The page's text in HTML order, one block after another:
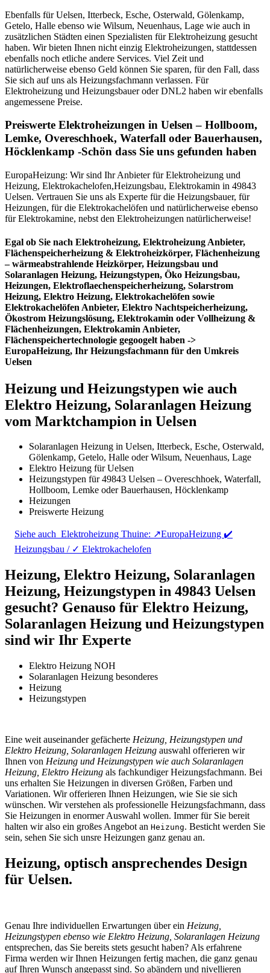
Ebenfalls für Uelsen, Itterbeck, Esche, Osterwald, Gölenkamp,
Getelo, Halle ebenso wie Wilsum, Neuenhaus, Lage wie auch in
zusätzlichen Städten einen Spezialisten für Elektroheizung gesucht
haben. Wir bieten Ihnen nicht einzig Elektroheizungen, stattdessen
ebenfalls noch etliche andere Services. Viel Zeit und
natürlicherweise ebenso Geld können Sie sparen, für den Fall, dass
Sie sich auf uns als Heizungsfachmann verlassen. Für
Elektroheizung und Heizungsbauer oder DNL2 haben wir ebenfalls
angemessene Preise.
Preiswerte Elektroheizungen in Uelsen – Hollboom,
Lemke, Overeschhoek, Waterfall oder Bauerhausen,
Höcklenkamp -Schön dass Sie uns gefunden haben
EuropaHeizung: Wir sind Ihr Anbieter für Elektroheizung und
Heizung, Elektrokachelofen,Heizungsbau, Elektrokamin in 49843
Uelsen. Vertrauen Sie uns als Experte für die Heizungsbauer, für
Heizungen, für die Elektrokachelöfen und natürlicherweise ebenso
für Elektrokamine, nebst den Elektroheizungen natürlicherweise!
Egal ob Sie nach Elektroheizung, Elektroheizung Anbieter,
Flächenspeicherheizung & Elektroheizkörper, Flächenheizung
– wärmeabstrahlende Heizkörper, Heizungsbau und
Solaranlagen Heizung, Heizungstypen, Öko Heizungsbau,
Heizungen, Elektroflaechenspeicherheizung, Solarstrom
Heizung, Elektro Heizung, Elektrokachelöfen sowie
Elektrokachelöfen Anbieter, Elektro Nachtspeicherheizung,
Ökostrom Heizungslösung, Elektrokamin oder Vollheizung &
Flächenheizungen, Elektrokamin Anbieter,
Flächenspeichertechnologie gegoogelt haben ->
EuropaHeizung, Ihr Heizungsfachmann für den Umkreis
Uelsen
Heizung und Heizungstypen wie auch
Elektro Heizung, Solaranlagen Heizung
vom Marktchampion in Uelsen
Solaranlagen Heizung in Uelsen, Itterbeck, Esche, Osterwald,
Gölenkamp, Getelo, Halle oder Wilsum, Neuenhaus, Lage
Elektro Heizung für Uelsen
Heizungstypen für 49843 Uelsen – Overeschhoek, Waterfall,
Hollboom, Lemke oder Bauerhausen, Höcklenkamp
Heizungen
Preiswerte Heizung
Siehe auch Elektroheizung Thuine: ↗️EuropaHeizung ✔️
Heizungsbau / ✓ Elektrokachelofen
Heizung, Elektro Heizung, Solaranlagen
Heizung, Heizungstypen in 49843 Uelsen
gesucht? Genauso für Elektro Heizung,
Solaranlagen Heizung und Heizungstypen
sind wir Ihr Experte
Elektro Heizung NOH
Solaranlagen Heizung besonderes
Heizung
Heizungstypen
Eine weit auseinander gefächerte Heizung, Heizungstypen und
Elektro Heizung, Solaranlagen Heizung auswahl offerieren wir
Ihnen von Heizung und Heizungstypen wie auch Solaranlagen
Heizung, Elektro Heizung als fachkundiger Heizungsfachmann. Bei
uns erhalten Sie Heizungen in diversen Größen, Farben und
Variationen. Wir offerieren Ihnen Heizungen, wie Sie sie sich
wünschen. Wir verstehen als professionelle Heizungsfachmann, dass
Sie Heizungen in enormer Auswahl wollen. Immer für Sie bereit
halten wir also ein großes Angebot an Heizung. Besticht werden Sie
sein, sehen Sie sich unsre Heizungen ganz genau an.
Heizung, optisch ansprechendes Design
für Uelsen.
Genau Ihre individuellen Erwartungen über ein Heizung,
Heizungstypen ebenso wie Elektro Heizung, Solaranlagen Heizung
entsprechen, das Sie bereits stets gesucht haben? Als erfahrene
Firma werden wir Ihnen Heizungen fertig machen, die ganz genau
auf Ihren Wunsch angepasst sind. So abändern und nivellieren